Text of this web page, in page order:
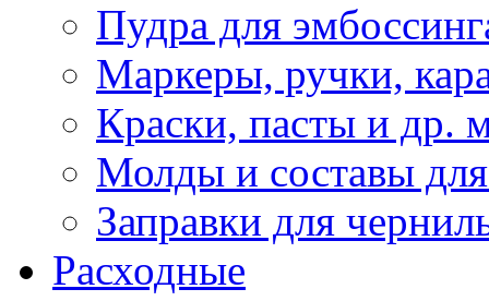
Пудра для
Маркеры, ручки,
Краски, пасты и др.
Молды и составы
Заправки для
Расходные